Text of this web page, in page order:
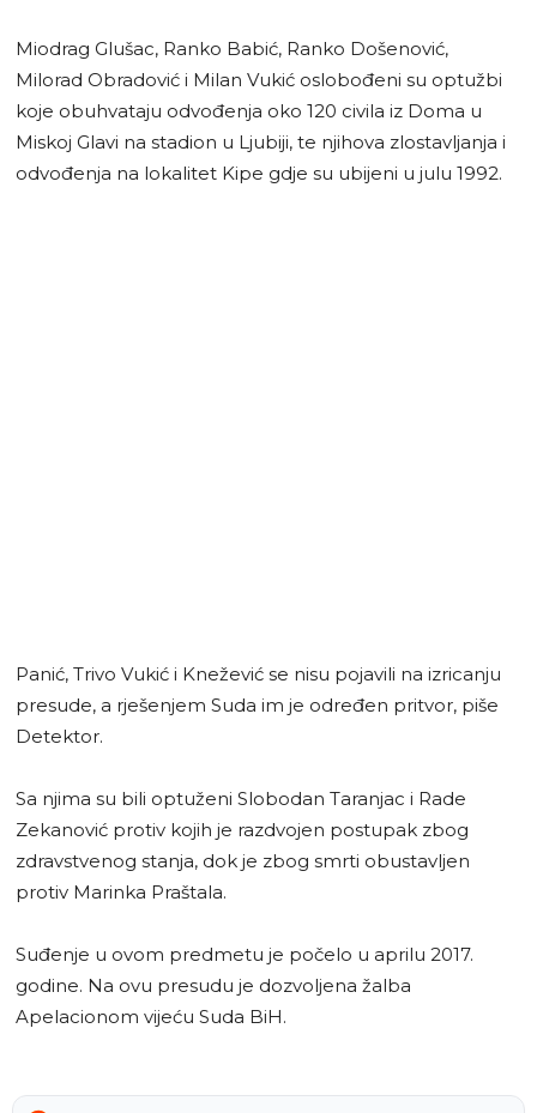
Miodrag Glušac, Ranko Babić, Ranko Došenović,
Milorad Obradović i Milan Vukić oslobođeni su optužbi
koje obuhvataju odvođenja oko 120 civila iz Doma u
Miskoj Glavi na stadion u Ljubiji, te njihova zlostavljanja i
odvođenja na lokalitet Kipe gdje su ubijeni u julu 1992.
Panić, Trivo Vukić i Knežević se nisu pojavili na izricanju
presude, a rješenjem Suda im je određen pritvor, piše
Detektor.
Sa njima su bili optuženi Slobodan Taranjac i Rade
Zekanović protiv kojih je razdvojen postupak zbog
zdravstvenog stanja, dok je zbog smrti obustavljen
protiv Marinka Praštala.
Suđenje u ovom predmetu je počelo u aprilu 2017.
godine. Na ovu presudu je dozvoljena žalba
Apelacionom vijeću Suda BiH.